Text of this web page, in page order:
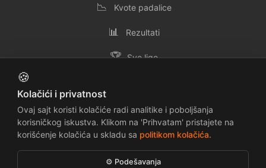
📉 Kvote padalice
📊 Rezultati
🏆 Sve lige
✉️ Kontakt
📜 Uslovi korišćenja 🔒
🍪
Kolačići i privatnost
Ovaj sajt koristi kolačiće radi analitike i poboljšanja
korisničkog iskustva. Klikom na 'Prihvatam' pristajete na
korišćenje kolačića u skladu sa politikom kolačića.
⚙️ Podešavanja